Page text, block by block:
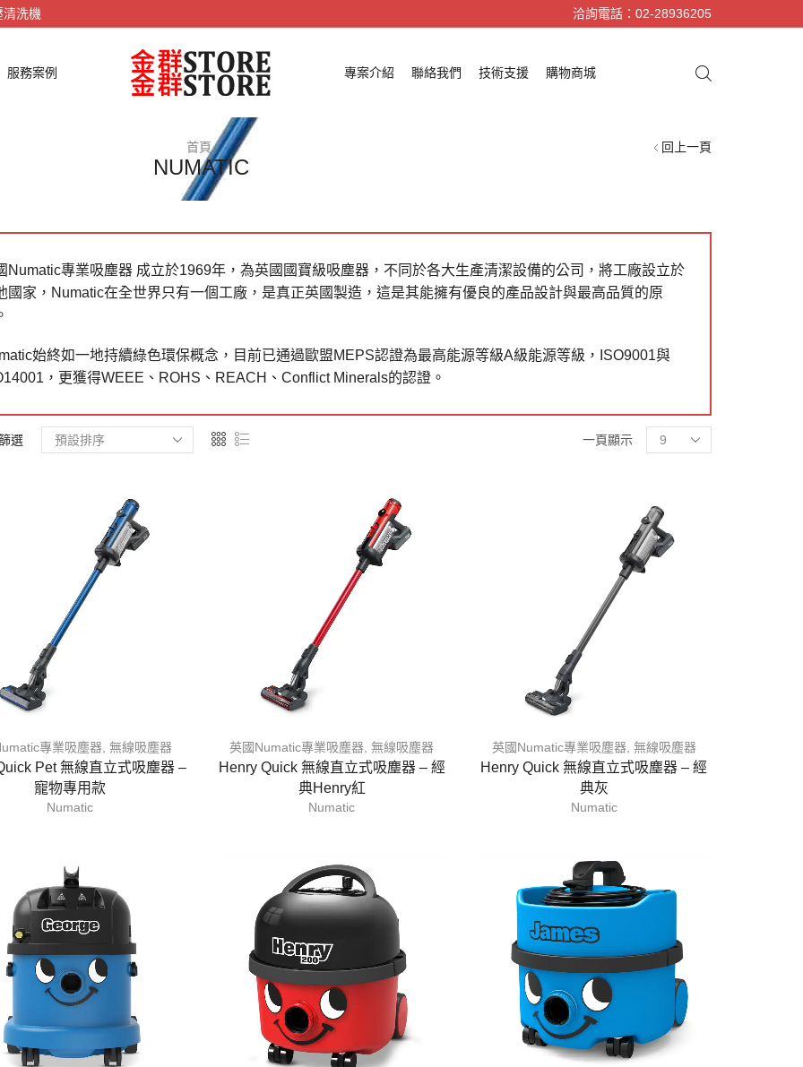
洗機 洽詢電話：02-28936205
服務案例 專案介紹 聯絡我們 技術支援 購物商城
首頁
NUMATIC
回上一頁
Numatic專業吸塵器 成立於1969年，為英國國寶級吸塵器，不同於各大生產清潔設備的公司，將工廠設立於
國家，Numatic在全世界只有一個工廠，是真正英國製造，這是其能擁有優良的產品設計與最高品質的原
始終如一地持續綠色環保概念，目前已通過歐盟MEPS認證為最高能源等級A級能源等級，ISO9001與
，更獲得WEEE、ROHS、REACH、Conflict Minerals的認證。
選 一頁顯示
專業吸塵器, 無線吸塵器
Pet 無線直立式吸塵器 –
寵物專用款
Numatic
英國Numatic專業吸塵器 ,無線吸塵器
Henry Quick 無線直立式吸塵器 – 經
典Henry紅
Numatic
英國Numatic專業吸塵器, 無線吸塵器
Henry Quick 無線直立式吸塵器 – 經
典灰
Numatic